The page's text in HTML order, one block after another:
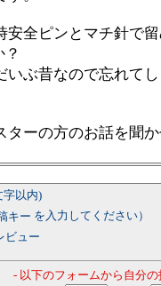
字以内)
を入力してください）
ビュー
- 以下のフォームから自分